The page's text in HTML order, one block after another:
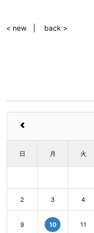
< new back >
日 月 火
2 3 4
9 10 11